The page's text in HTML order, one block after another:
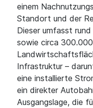
einem
Standort und der
Dieser umfasst
sowie circa
Infrastruktur –
eine installierte
ein direkter
Ausgangslage, die